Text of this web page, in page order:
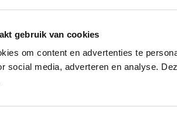
gebruik van cookies
om content en advertenties te
social media, adverteren en analyse.